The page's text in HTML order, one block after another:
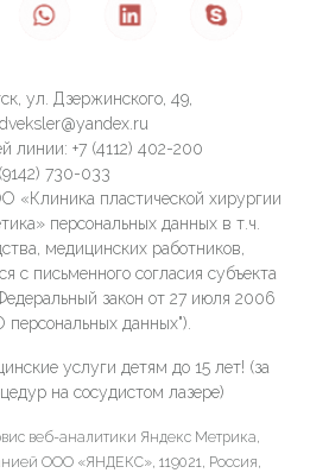
ул. Дзержинского, 49,
линии: +7 (4112) 402-200
730-033
«Клиника пластической хирургии
персональных данных в т.ч.
медицинских работников,
с письменного согласия субъекта
закон от 27 июля 2006
персональных данных").
услуги детям до 15 лет! (за
на сосудистом лазере)
веб-аналитики Яндекс Метрика,
ООО «ЯНДЕКС», 119021, Россия,